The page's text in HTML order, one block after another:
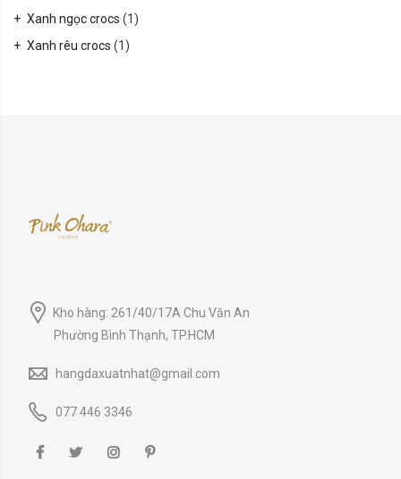
Xanh ngọc crocs (1)
Xanh rêu crocs (1)
Kho hàng: 261/40/17A Chu Văn An
Phường Bình Thạnh, TP.HCM
hangdaxuatnhat@gmail.com
077 446 3346